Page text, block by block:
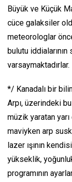
Büyük ve Küçük
cüce galaksiler
meteorologlar
bulutu
varsaymaktadırlar.
*/ Kanadalı bir
Arpı, üzerindeki
müzik yaratan
maviyken arp
lazer ışının
yükseklik,
programının